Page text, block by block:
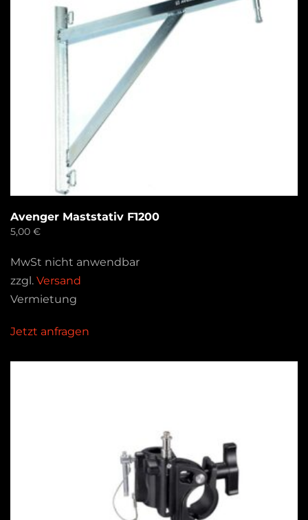
Avenger Maststativ F1200
5,00 €
MwSt nicht anwendbar
zzgl. Versand
Vermietung
Jetzt anfragen